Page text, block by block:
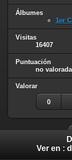
Álbumes
1er
Visitas
16407
Puntuación
no valorada
Valorar
0
Ver en :